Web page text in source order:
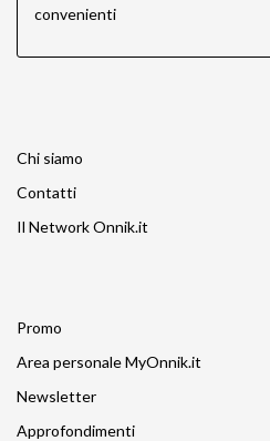
convenienti
Chi siamo
Contatti
Il Network Onnik.it
Promo
Area personale MyOnnik.it
Newsletter
Approfondimenti